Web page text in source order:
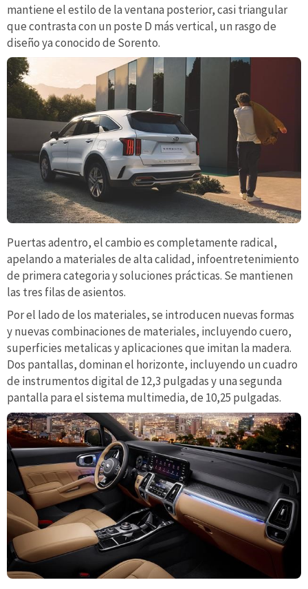
mantiene el estilo de la ventana posterior, casi triangular
que contrasta con un poste D más vertical, un rasgo de
diseño ya conocido de Sorento.
Puertas adentro, el cambio es completamente radical,
apelando a materiales de alta calidad, infoentretenimiento
de primera categoria y soluciones prácticas. Se mantienen
las tres filas de asientos.
Por el lado de los materiales, se introducen nuevas formas
y nuevas combinaciones de materiales, incluyendo cuero,
superficies metalicas y aplicaciones que imitan la madera.
Dos pantallas, dominan el horizonte, incluyendo un cuadro
de instrumentos digital de 12,3 pulgadas y una segunda
pantalla para el sistema multimedia, de 10,25 pulgadas.